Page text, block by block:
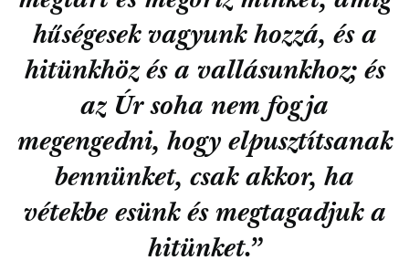
hűségesek vagyunk hozzá, és a
hitünkhöz és a vallásunkhoz; és
az Úr soha nem fogja
megengedni, hogy elpusztítsanak
bennünket, csak akkor, ha
vétekbe esünk és megtagadjuk a
hitünket.”